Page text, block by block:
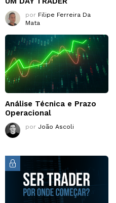
por Filipe Ferreira Da
Mata
Análise Técnica e Prazo
Operacional
por João Ascoli